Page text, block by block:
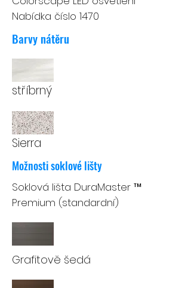
Nabídka číslo 1470
Barvy nátěru
stříbrný
Sierra
Možnosti soklové lišty
Soklová lišta DuraMaster ™
Premium (standardní)
Grafitově šedá